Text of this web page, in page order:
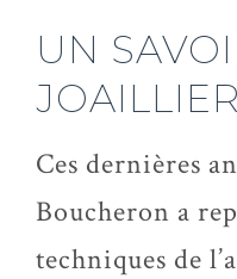
UN
Ces dernières
Boucheron a
techniques de